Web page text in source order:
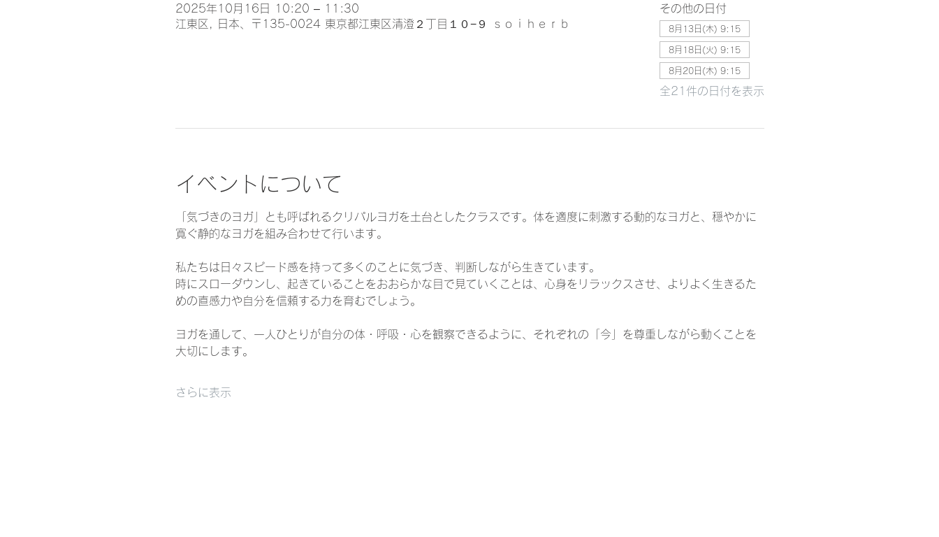
2025年10月16日 10:20 – 11:30
江東区, 日本、〒135-0024 東京都江東区清澄２丁目１０−９ ｓｏｉｈｅｒｂ
その他の日付
8月13日(木) 9:15
8月18日(火) 9:15
8月20日(木) 9:15
全21件の日付を表示
イベントについて
「気づきのヨガ」とも呼ばれるクリパルヨガを土台としたクラスです。体を適度に刺激する動的なヨガと、穏やかに
寛ぐ静的なヨガを組み合わせて行います。
私たちは日々スピード感を持って多くのことに気づき、判断しながら生きています。
時にスローダウンし、起きていることをおおらかな目で見ていくことは、心身をリラックスさせ、よりよく生きるた
めの直感力や自分を信頼する力を育むでしょう。
ヨガを通して、一人ひとりが自分の体・呼吸・心を観察できるように、それぞれの「今」を尊重しながら動くことを
大切にします。
さらに表示